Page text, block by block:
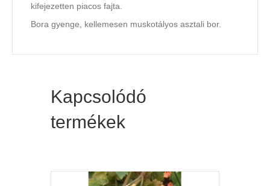
kifejezetten piacos fajta.
Bora gyenge, kellemesen muskotályos asztali bor.
Kapcsolódó
termékek